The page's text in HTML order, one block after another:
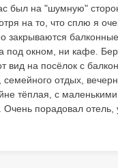
был на "шумную"
на то, что сплю я
закрываются
под окном, ни кафе.
вид на посёлок с
семейного отдых,
тёплая, с
Очень порадовал отель,